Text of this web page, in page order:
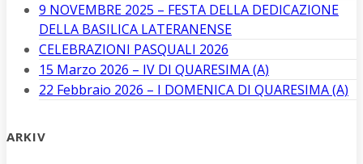
9 NOVEMBRE 2025 – FESTA DELLA DEDICAZIONE
DELLA BASILICA LATERANENSE
CELEBRAZIONI PASQUALI 2026
15 Marzo 2026 – IV DI QUARESIMA (A)
22 Febbraio 2026 – I DOMENICA DI QUARESIMA (A)
ARKIV